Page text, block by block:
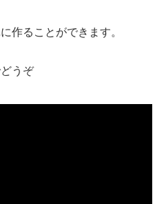
作ることができます。
うぞ